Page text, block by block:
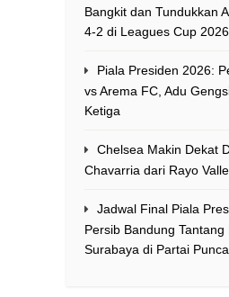
Bangkit dan Tundukkan
4-2 di Leagues Cup 2026
Piala Presiden 2026:
vs Arema FC, Adu
Ketiga
Chelsea Makin Dekat
Chavarria dari Rayo
Jadwal Final Piala
Persib Bandung Tantang
Surabaya di Partai